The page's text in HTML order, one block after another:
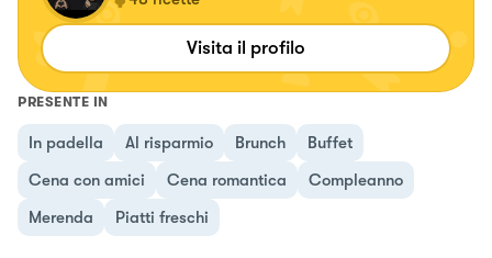
Visita il profilo
PRESENTE IN
In padella Al risparmio Brunch
Buffet
Cena con amici
Cena romantica
Compleanno
Merenda
Piatti freschi